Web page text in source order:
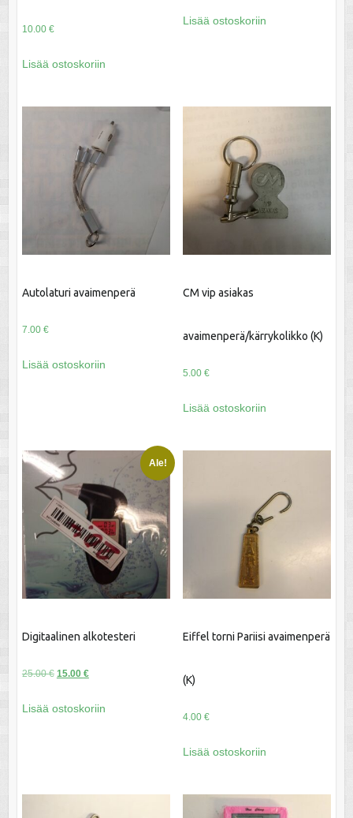
10.00 €
Lisää ostoskoriin
Lisää ostoskoriin
Autolaturi avaimenperä
7.00 €
Lisää ostoskoriin
CM vip asiakas
avaimenperä/kärrykolikko (K)
5.00 €
Lisää ostoskoriin
Ale!
Digitaalinen alkotesteri
25.00€ Alkuperäinen
oli:
15.00 €Nykyinen
on:
Lisää ostoskoriin
Eiffel torni Pariisi avaimenperä
(K)
4.00 €
Lisää ostoskoriin